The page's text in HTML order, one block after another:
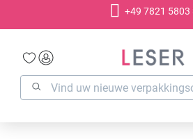
+49 7821 5803